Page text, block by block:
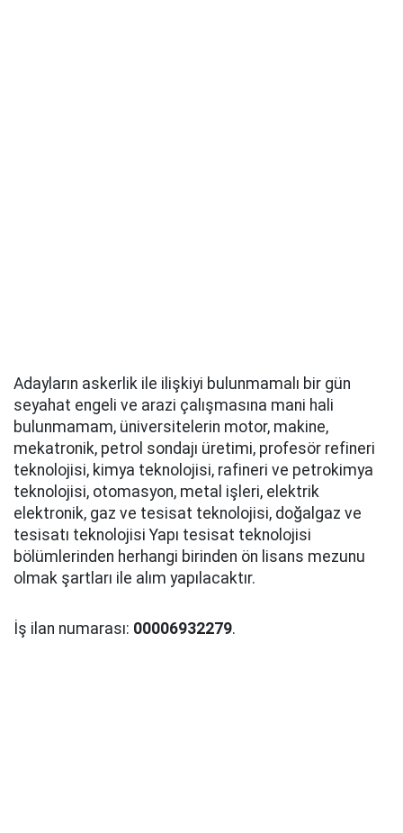
Adayların askerlik ile ilişkiyi bulunmamalı bir gün
seyahat engeli ve arazi çalışmasına mani hali
bulunmamam, üniversitelerin motor, makine,
mekatronik, petrol sondajı üretimi, profesör refineri
teknolojisi, kimya teknolojisi, rafineri ve petrokimya
teknolojisi, otomasyon, metal işleri, elektrik
elektronik, gaz ve tesisat teknolojisi, doğalgaz ve
tesisatı teknolojisi Yapı tesisat teknolojisi
bölümlerinden herhangi birinden ön lisans mezunu
olmak şartları ile alım yapılacaktır.
İş ilan numarası: 00006932279.